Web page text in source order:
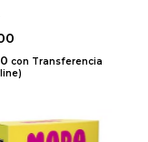
con Transferencia